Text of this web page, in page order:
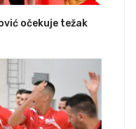
očekuje težak